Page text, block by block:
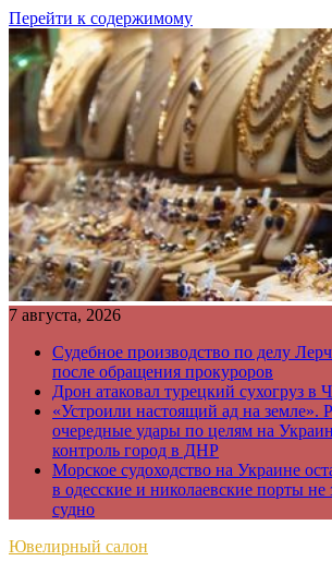
Перейти к содержимому
7 августа, 2026
Судебное производство по делу
после обращения прокуроров
Дрон атаковал турецкий сухогруз в
«Устроили настоящий ад на земле».
очередные удары по целям на
контроль город в ДНР
Морское судоходство на Украине
в одесские и николаевские порты
судно
Ювелирный салон